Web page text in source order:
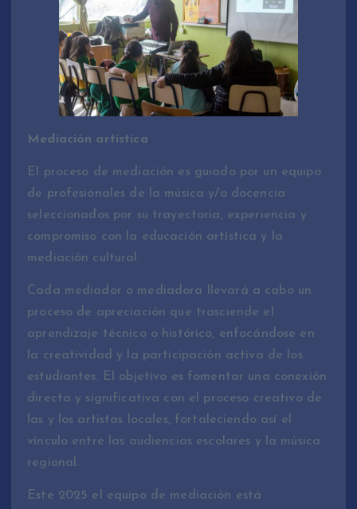
Mediación artística
El proceso de mediación es guiado por un equipo
de profesionales de la música y/o docencia
seleccionados por su trayectoria, experiencia y
compromiso con la educación artística y la
mediación cultural.
Cada mediador o mediadora llevará a cabo un
proceso de apreciación que trasciende el
aprendizaje técnico o histórico, enfocándose en
la creatividad y la participación activa de los
estudiantes. El objetivo es fomentar una conexión
directa y significativa con el proceso creativo de
las y los artistas locales, fortaleciendo así el
vínculo entre las audiencias escolares y la música
regional.
Este 2025 el equipo de mediación está